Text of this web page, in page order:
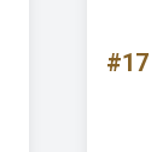
#17